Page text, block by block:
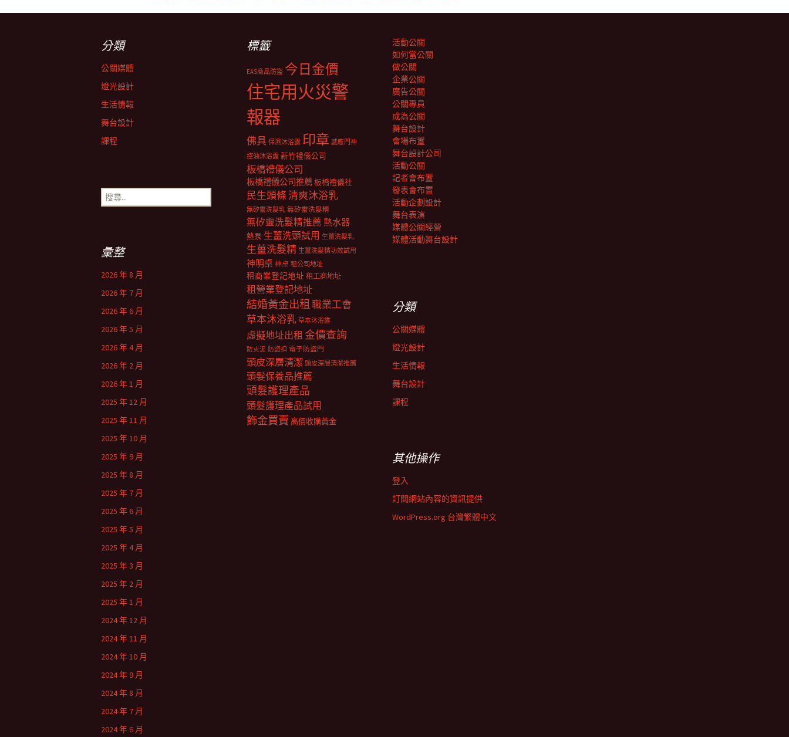
章
分類
公關媒體
燈光設計
生活情報
舞台設計
課程
標籤
EAS商品防盜 今日金價
住宅用火災警
報器
佛具 保濕沐浴露 印章 感應門神
控油沐浴露 新竹禮儀公司
板橋禮儀公司
板橋禮儀公司推薦板橋禮儀社
民生頭條清爽沐浴乳
無矽靈洗髮乳 無矽靈洗髮精
無矽靈洗髮精推薦 熱水器
熱泵 生薑洗頭試用 生薑洗髮乳
生薑洗髮精 生薑洗髮精功效試用
神明桌 神桌 租公司地址
租商業登記地址 租工商地址
租營業登記地址
結婚黃金出租職業工會
草本沐浴乳 草本沐浴露
虛擬地址出租 金價查詢
防火泥 防盜扣 電子防盜門
頭皮深層清潔 頭皮深層清潔推薦
頭髮保養品推薦
頭髮護理產品
頭髮護理產品試用
飾金買賣 高價收購黃金
活動公關
如何當公關
做公關
企業公關
廣告公關
公關專員
成為公關
舞台設計
會場布置
舞台設計公司
活動公關
記者會布置
發表會布置
活動企劃設計
舞台表演
媒體公關經營
媒體活動舞台設計
搜
尋
彙整
2026 年 8 月
2026 年 7 月
2026 年 6 月
2026 年 5 月
2026 年 4 月
2026 年 2 月
2026 年 1 月
2025 年 12 月
2025 年 11 月
2025 年 10 月
2025 年 9 月
2025 年 8 月
2025 年 7 月
2025 年 6 月
2025 年 5 月
2025 年 4 月
2025 年 3 月
2025 年 2 月
2025 年 1 月
2024 年 12 月
2024 年 11 月
2024 年 10 月
2024 年 9 月
2024 年 8 月
2024 年 7 月
2024 年 6 月
分類
公關媒體
燈光設計
生活情報
舞台設計
課程
其他操作
登入
訂閱網站內容的資訊提供
WordPress.org 台灣繁體中文